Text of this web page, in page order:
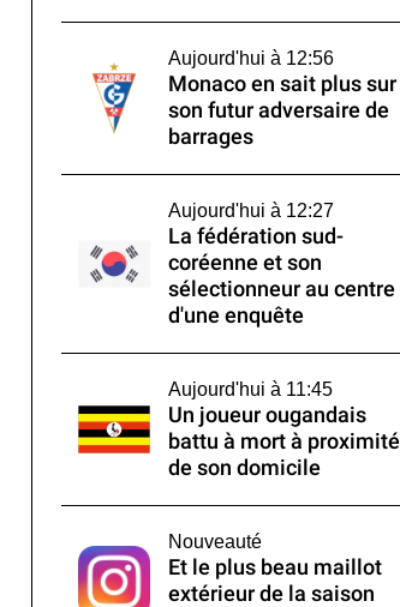
Aujourd'hui à 12:56
Monaco en sait plus sur
son futur adversaire de
barrages
Aujourd'hui à 12:27
La fédération sud-
coréenne et son
sélectionneur au centre
d'une enquête
Aujourd'hui à 11:45
Un joueur ougandais
battu à mort à proximité
de son domicile
Nouveauté
Et le plus beau maillot
extérieur de la saison